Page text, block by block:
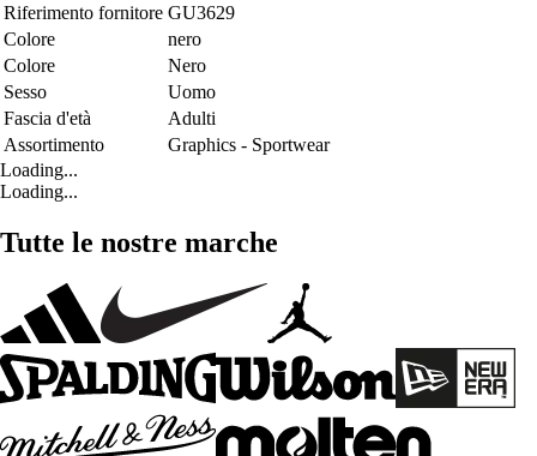
Riferimento fornitore GU3629
Colore
nero
Colore
Nero
Sesso
Uomo
Fascia d'età
Adulti
Assortimento
Graphics - Sportwear
Loading...
Loading...
Tutte le nostre marche